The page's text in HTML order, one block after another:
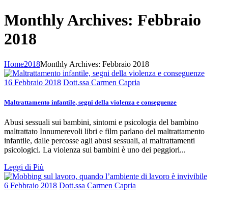
Monthly Archives: Febbraio
2018
Home2018Monthly Archives: Febbraio 2018
16 Febbraio 2018 Dott.ssa Carmen Capria
Maltrattamento infantile, segni della violenza e conseguenze
Abusi sessuali sui bambini, sintomi e psicologia del bambino
maltrattato Innumerevoli libri e film parlano del maltrattamento
infantile, dalle percosse agli abusi sessuali, ai maltrattamenti
psicologici. La violenza sui bambini è uno dei peggiori...
Leggi di Più
6 Febbraio 2018 Dott.ssa Carmen Capria